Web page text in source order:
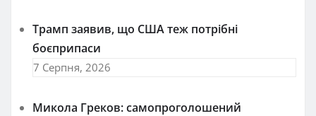
Трамп заявив, що США теж потрібні
боєприпаси
7 Серпня, 2026
Микола Греков: самопроголошений